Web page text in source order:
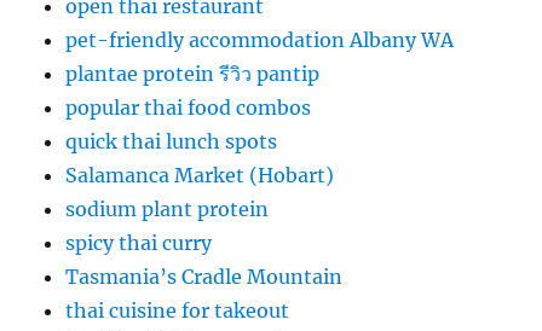
open thai restaurant
pet-friendly accommodation Albany WA
plantae protein รีวิว pantip
popular thai food combos
quick thai lunch spots
Salamanca Market (Hobart)
sodium plant protein
spicy thai curry
Tasmania’s Cradle Mountain
thai cuisine for takeout